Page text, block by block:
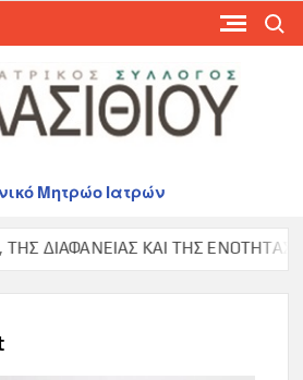
Μητρώο Ιατρών
ΔΙΑΦΑΝΕΙΑΣ ΚΑΙ ΤΗΣ ΕΝΟΤΗΤΑΣ